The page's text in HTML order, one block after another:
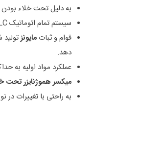
به دلیل تحت خلاء
سیستم تمام اتوماتیک PLC عملاً خطاهای اپراتور را از بین می برد.
قوام و ثبات مایونزتولید
دهد.
عملکرد مواد اولیه به
میکسر هموژنایزر تحت
به راحتی با تغییرات